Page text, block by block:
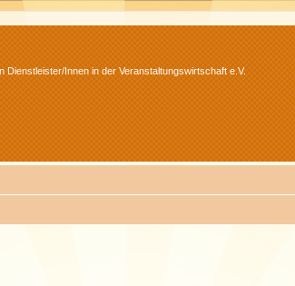
Dienstleister/Innen in der Veranstaltungswirtschaft e.V.